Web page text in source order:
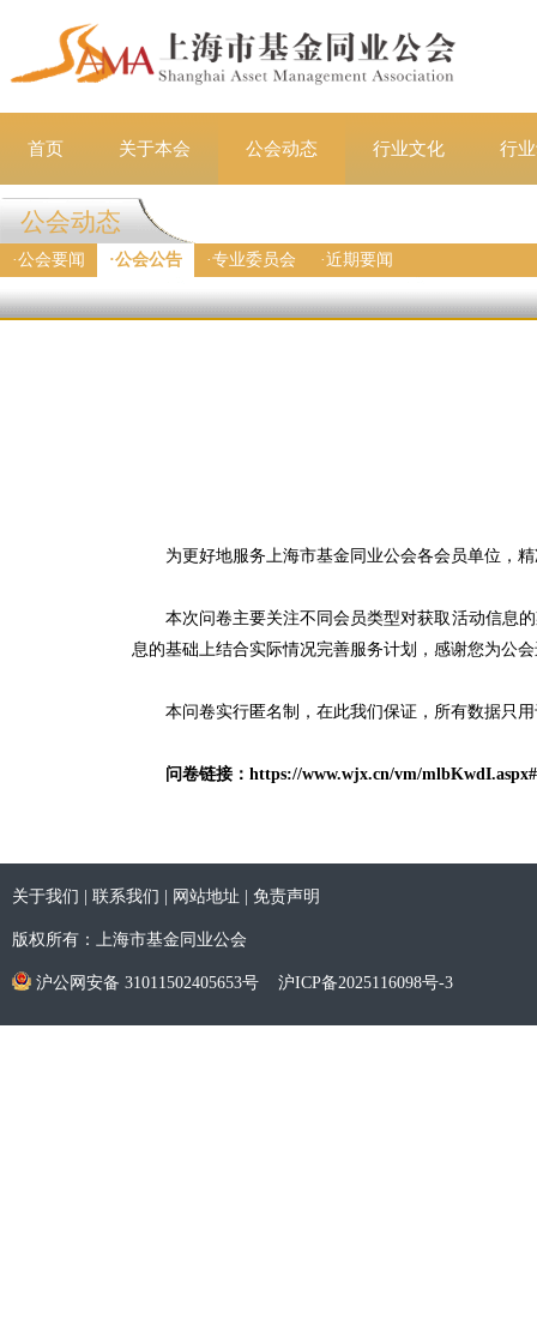
首页 关于本会 公会动态 行业文化 行
公会动态
·公会要闻 ·公会公告 ·专业委员会 ·近期要闻
为更好地服务上海市基金同业公会各会员单位，精
本次问卷主要关注不同会员类型对获取活动信息的
息的基础上结合实际情况完善服务计划，感谢您为公
本问卷实行匿名制，在此我们保证，所有数据只用
问卷链接：https://www.wjx.cn/vm/
关于我们 联系我们 网站地址 免责声明
版权所有：上海市基金同业公会
沪公网安备 31011502405653号 沪ICP备2025116098号-3